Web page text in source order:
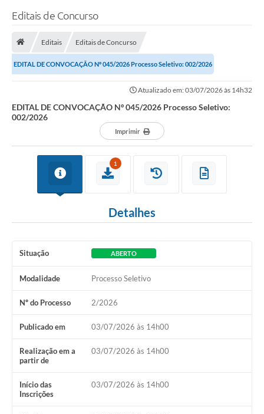
Fotos
Arquivos para Download
Audiências Públicas
Projetos
Contas Públicas
Links
Serviços Online
Telefones Úteis
Emprega
A Prefeitura
Editais de Concurso
Editais Editais de Concurso
EDITAL DE CONVOCAÇÃO Nº 045/2026 Processo Seletivo: 002/2026
Atualizado em: 03/07/2026 às 14h32
EDITAL DE CONVOCAÇÃO Nº 045/2026 Processo Seletivo:
002/2026
Imprimir
1
Detalhes
Situação ABERTO
Modalidade Processo Seletivo
Nº do Processo 2/2026
Publicado em 03/07/2026 às 14h00
Realização em a
partir de
03/07/2026 às 14h00
Início das
Inscrições
03/07/2026 às 14h00